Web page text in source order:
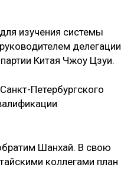
изучения системы
делегации
Китая Чжоу Цзуи.
Петербургского
Шанхай. В свою
коллегами план